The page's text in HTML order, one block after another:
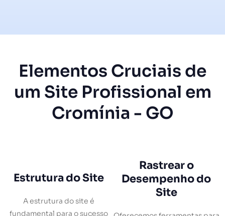
Elementos Cruciais de
um Site Profissional em
Cromínia - GO
Estrutura do Site
A estrutura do site é
fundamental para o sucesso
Rastrear o
Desempenho do
Site